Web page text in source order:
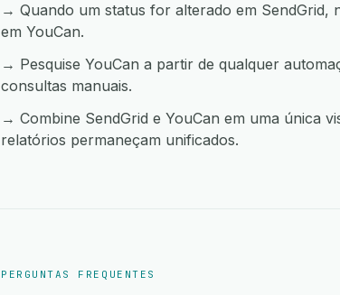
→ Quando um status for alterado em SendGrid,
em YouCan.
→ Pesquise YouCan a partir de qualquer
consultas manuais.
→ Combine SendGrid e YouCan em uma única
relatórios permaneçam unificados.
PERGUNTAS FREQUENTES